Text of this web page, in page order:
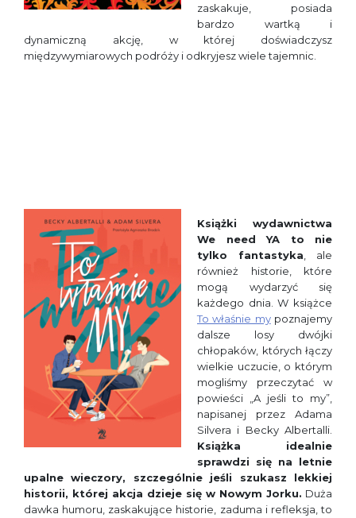
zaskakuje, posiada
bardzo wartką i
dynamiczną akcję, w której doświadczysz
międzywymiarowych podróży i odkryjesz wiele tajemnic.
Książki wydawnictwa
We need YA to nie
tylko fantastyka, ale
również historie, które
mogą wydarzyć się
każdego dnia. W książce
To właśnie mypoznajemy
dalsze losy dwójki
chłopaków, których łączy
wielkie uczucie, o którym
mogliśmy przeczytać w
powieści „A jeśli to my”,
napisanej przez Adama
Silvera i Becky Albertalli.
Książka idealnie
sprawdzi się na letnie
upalne wieczory, szczególnie jeśli szukasz lekkiej
historii, której akcja dzieje się w Nowym Jorku. Duża
dawka humoru, zaskakujące historie, zaduma i refleksja, to